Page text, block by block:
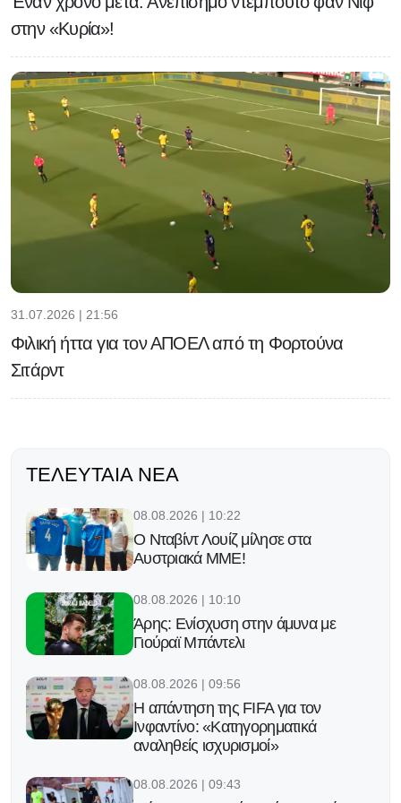
στην «Κυρία»!
31.07.2026 | 21:56
Φιλική ήττα για τον ΑΠΟΕΛ από τη Φορτούνα
Σιτάρντ
ΤΕΛΕΥΤΑΊΑ ΝΈΑ
08.08.2026 | 10:22
Ο Νταβίντ Λουίζ μίλησε στα
Αυστριακά ΜΜΕ!
08.08.2026 | 10:10
Άρης: Ενίσχυση στην άμυνα με
Γιούραϊ Μπάντελι
08.08.2026 | 09:56
Η απάντηση της FIFA για τον
Ινφαντίνο: «Κατηγορηματικά
αναληθείς ισχυρισμοί»
08.08.2026 | 09:43